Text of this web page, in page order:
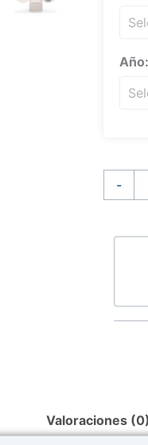
Año:
-
Valoraciones